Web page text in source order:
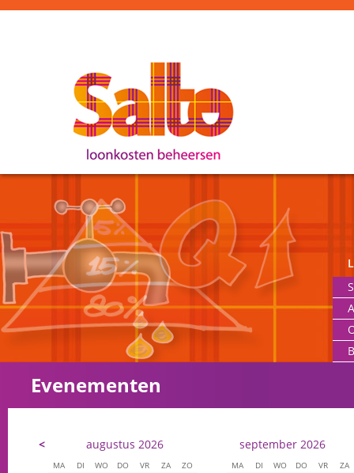
Evenementen
< augustus 2026
MA DI WO DO VR ZA
ZO
september 2026
MA DI WO DO VR
ZA